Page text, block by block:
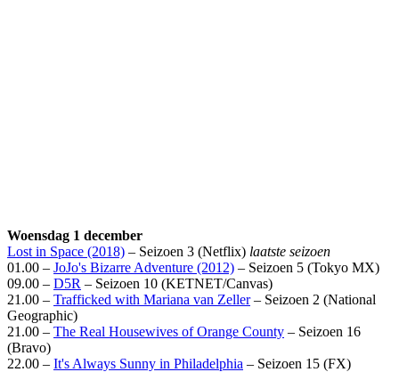
Woensdag 1 december
Lost in Space (2018) – Seizoen 3 (Netflix) laatste seizoen
01.00 – JoJo's Bizarre Adventure (2012) – Seizoen 5 (Tokyo MX)
09.00 – D5R – Seizoen 10 (KETNET/Canvas)
21.00 – Trafficked with Mariana van Zeller– Seizoen 2 (National
Geographic)
21.00 – The Real Housewives of Orange County – Seizoen 16
(Bravo)
22.00 – It's Always Sunny in Philadelphia – Seizoen 15 (FX)